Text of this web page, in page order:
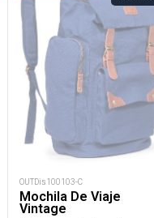
OUTDis100103-C
Mochila De Viaje
Vintage